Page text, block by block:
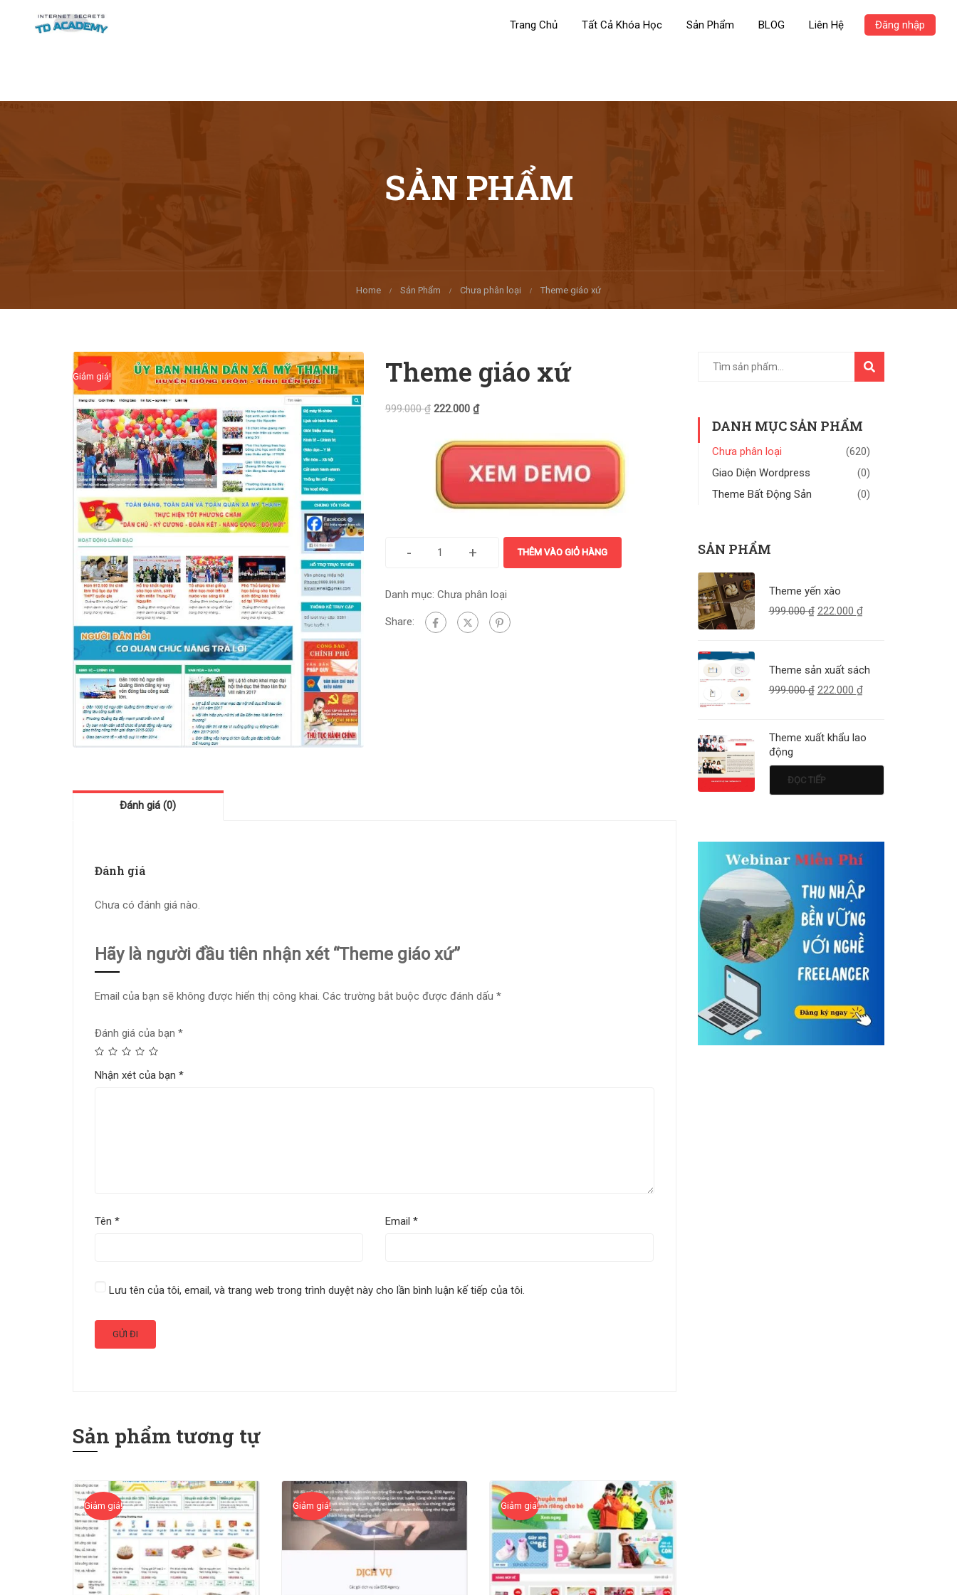
Trang Chủ Tất Cả Khóa Học Sản Phẩm BLOG Liên Hệ Đăng nhập
SẢN PHẨM
Home Sản Phẩm Chưa phân loại Theme giáo xứ
Giảm giá! Theme giáo xứ
999.000₫ 222.000 ₫
- + THÊM VÀO GIỎ HÀNG
Danh mục: Chưa phân loại
Share:
Đánh giá (0)
Đánh giá
Chưa có đánh giá nào.
Hãy là người đầu tiên nhận xét “Theme giáo xứ”
Email của bạn sẽ không được hiển thị công khai. Các trường bắt buộc được đánh dấu *
Đánh giá của bạn *
Nhận xét của bạn *
Tên * Email*
Lưu tên của tôi, email, và trang web trong trình duyệt này cho lần bình luận kế tiếp của tôi.
Sản phẩm tương tự
Giảm giá! Giảm giá! Giảm giá!
TÌM
KIẾM
DANH MỤC SẢN PHẨM
Chưa phân loại
(620)
Giao Diện Wordpress
(0)
Theme Bất Động Sản
(0)
SẢN PHẨM
Theme yến xào
999.000₫ 222.000 ₫
Theme sản xuất sách
999.000₫ 222.000 ₫
Theme xuất khẩu lao
động
ĐỌC TIẾP